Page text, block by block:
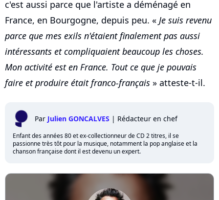
c'est aussi parce que l'artiste a déménagé en
France, en Bourgogne, depuis peu. « Je suis revenu
parce que mes exils n'étaient finalement pas aussi
intéressants et compliquaient beaucoup les choses.
Mon activité est en France. Tout ce que je pouvais
faire et produire était franco-français » atteste-t-il.
Par Julien GONCALVES | Rédacteur en chef
Enfant des années 80 et ex-collectionneur de CD 2 titres, il se
passionne très tôt pour la musique, notamment la pop anglaise et la
chanson française dont il est devenu un expert.